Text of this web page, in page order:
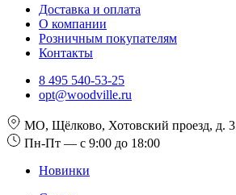
Доставка и оплата
О компании
Розничным покупателям
Контакты
8 495 540-53-25
opt@woodville.ru
МО, Щёлково, Хотовский проезд, д. 3
Пн-Пт — с 9:00 до 18:00
Новинки